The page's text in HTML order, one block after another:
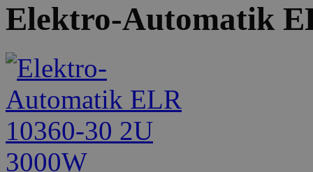
Elektro-Automatik